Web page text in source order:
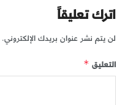
اترك تعليقاً
لن يتم نشر عنوان بريدك الإلكتروني.
التعليق *